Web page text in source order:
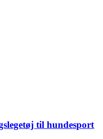
til hundesport